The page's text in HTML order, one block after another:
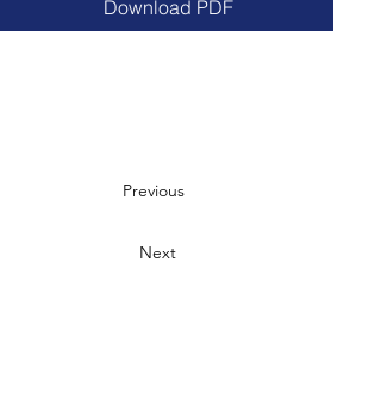
Download PDF
Previous
Next